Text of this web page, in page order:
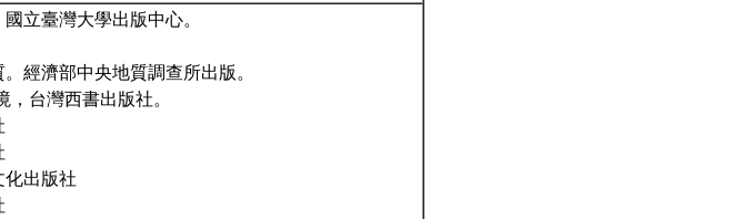
立臺灣大學出版中心。
經濟部中央地質調查所出版。
，台灣西書出版社。
化出版社